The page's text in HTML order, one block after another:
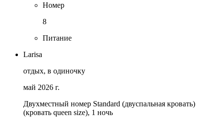
Номер
8
Питание
Larisa
отдых, в одиночку
май 2026 г.
Двухместный номер Standard (двуспальная кровать)
(кровать queen size), 1 ночь